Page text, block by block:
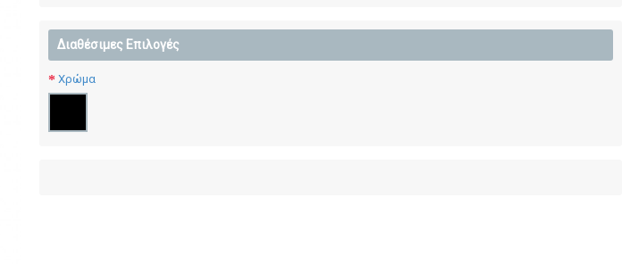
Διαθέσιμες Επιλογές
Χρώμα